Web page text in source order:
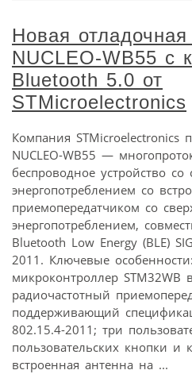
Новая
NUCLEO-WB55 с
Bluetooth 5.0 от
STMicroelectronics
Компания STMicroelectronics
NUCLEO-WB55 —
беспроводное устройство со
энергопотреблением со
приемопередатчиком со
энергопотреблением,
Bluetooth Low Energy (BLE)
2011. Ключевые
микроконтроллер STM32WB
радиочастотный
поддерживающий
802.15.4-2011; три
пользовательских кнопки и
встроенная антенна на ...